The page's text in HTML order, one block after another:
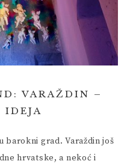
VARAŽDIN –
barokni grad. Varaždin još
hrvatske, a nekoć i